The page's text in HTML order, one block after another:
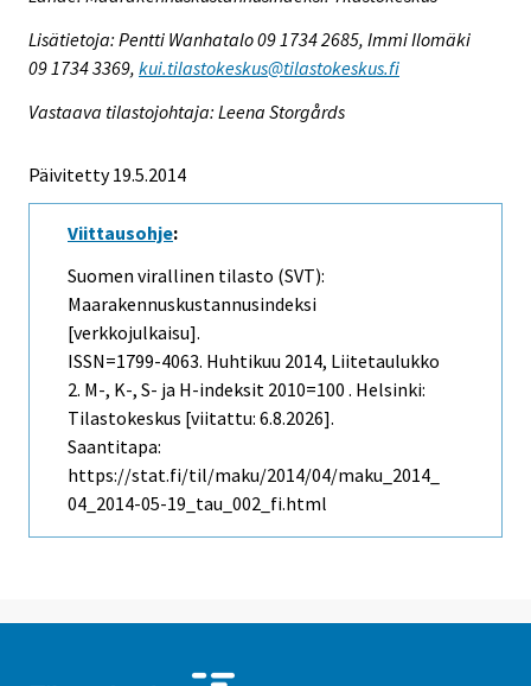
Lisätietoja: Pentti Wanhatalo 09 1734 2685, Immi Ilomäki
09 1734 3369, kui.tilastokeskus@tilastokeskus.fi
Vastaava tilastojohtaja: Leena Storgårds
Päivitetty 19.5.2014
Viittausohje:
Suomen virallinen tilasto (SVT):
Maarakennuskustannusindeksi
[verkkojulkaisu].
ISSN=1799-4063. Huhtikuu 2014, Liitetaulukko
2. M-, K-, S- ja H-indeksit 2010=100 . Helsinki:
Tilastokeskus [viitattu: 6.8.2026].
Saantitapa:
https://stat.fi/til/maku/2014/04/maku_2014_
04_2014-05-19_tau_002_fi.html